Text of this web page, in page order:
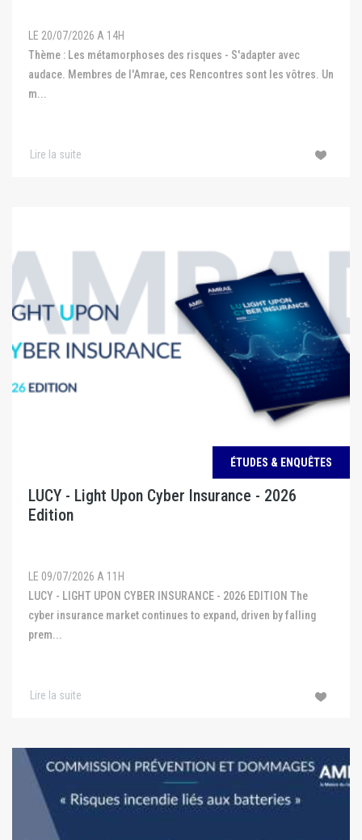
LE 20/07/2026 A 14H
Thème : Les métamorphoses des risques - S'adapter avec
audace. Membres de l'Amrae, ces Rencontres sont les vôtres. Un
m...
Lire la suite
ÉTUDES & ENQUÊTES
LUCY - Light Upon Cyber Insurance - 2026
Edition
LE 09/07/2026 A 11H
LUCY - LIGHT UPON CYBER INSURANCE - 2026 EDITION The
cyber insurance market continues to expand, driven by falling
prem...
Lire la suite